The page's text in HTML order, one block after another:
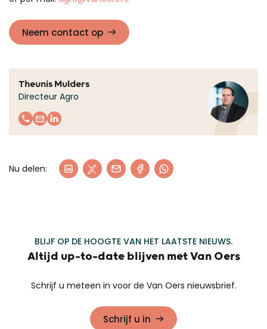
Neem contact op
Theunis Mulders
Directeur Agro
Nu delen:
BLIJF OP DE HOOGTE VAN HET LAATSTE NIEUWS.
Altijd up-to-date blijven met Van Oers
Schrijf u meteen in voor de Van Oers nieuwsbrief.
Schrijf u in